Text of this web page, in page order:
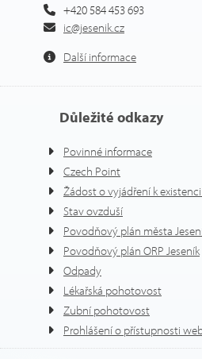
+420 584 453 693
ic@jesenik.cz
Další informace
Důležité odkazy
Povinné informace
Czech Point
Žádost o vyjádření k
Stav ovzduší
Povodňový plán města
Povodňový plán ORP Jeseník
Odpady
Lékařská pohotovost
Zubní pohotovost
Prohlášení o přístupnosti